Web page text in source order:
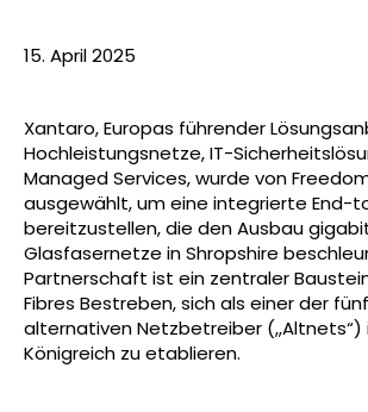
15. April 2025
Xantaro, Europas führender
Hochleistungsnetze, IT-
Managed Services, wurde von
ausgewählt, um eine integrierte End-
bereitzustellen, die den Ausbau
Glasfasernetze in Shropshire
Partnerschaft ist ein zentraler
Fibres Bestreben, sich als einer der
alternativen Netzbetreiber („Altnets“)
Königreich zu etablieren.